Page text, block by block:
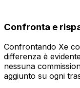
Confronta e
Confrontando Xe
differenza è
nessuna
aggiunto su ogni